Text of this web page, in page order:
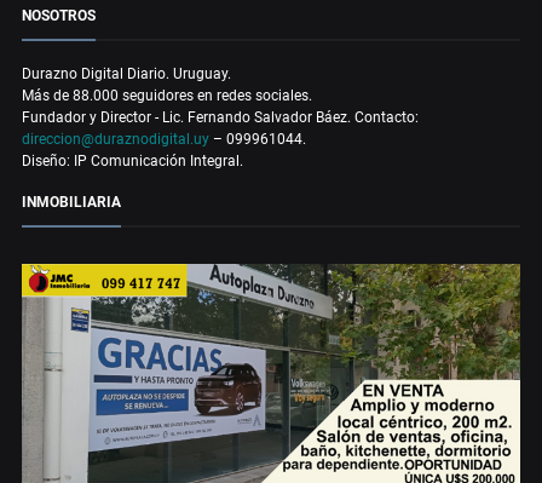
NOSOTROS
Durazno Digital Diario. Uruguay.
Más de 88.000 seguidores en redes sociales.
Fundador y Director - Lic. Fernando Salvador Báez. Contacto:
direccion@duraznodigital.uy – 099961044.
Diseño: IP Comunicación Integral.
INMOBILIARIA